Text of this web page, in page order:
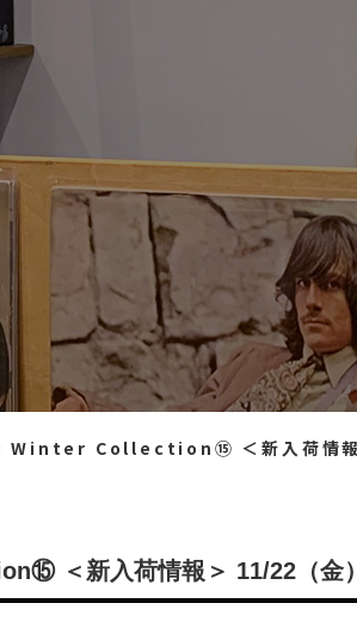
Collection⑮ ＜新入荷情報＞
＜新入荷情報＞ 11/22（金